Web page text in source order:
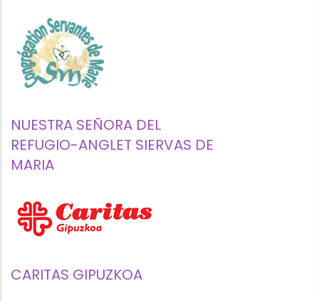
NUESTRA SEÑORA DEL
REFUGIO-ANGLET SIERVAS DE
MARIA
CARITAS GIPUZKOA